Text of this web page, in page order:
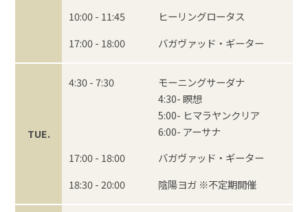
10:00 - 11:45
ヒーリングロータス
17:00 - 18:00
バガヴァッド・ギーター
TUE.
4:30 - 7:30
モーニングサーダナ
4:30- 瞑想
5:00- ヒマラヤンクリア
6:00- アーサナ
17:00 - 18:00
バガヴァッド・ギーター
18:30 - 20:00
陰陽ヨガ ※不定期開催